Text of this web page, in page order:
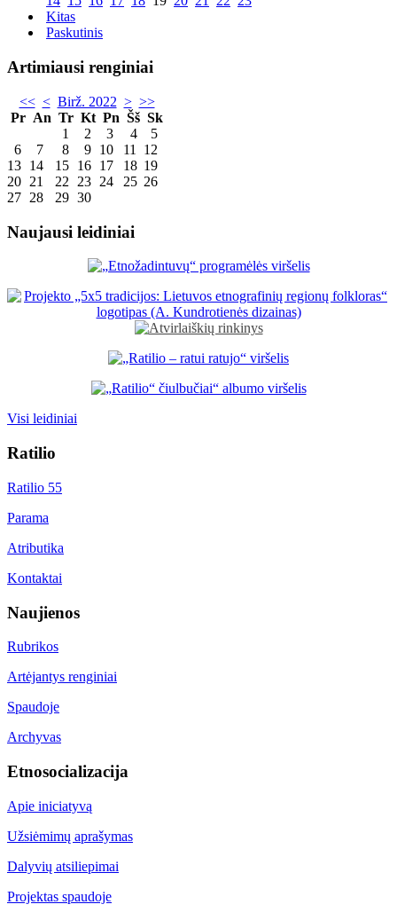
Kitas
Paskutinis
Artimiausi renginiai
<< < Birž. 2022 > >>
Pr An Tr Kt Pn Šš Sk
1
2 3 4
5
6
7 8 9 10 11
12
13 14 15 16 17 18 19
20 21 22 23 24 25 26
27 28 29 30
Naujausi leidiniai
Visi leidiniai
Ratilio
Ratilio 55
Parama
Atributika
Kontaktai
Naujienos
Rubrikos
Artėjantys renginiai
Spaudoje
Archyvas
Etnosocializacija
Apie iniciatyvą
Užsiėmimų aprašymas
Dalyvių atsiliepimai
Projektas spaudoje